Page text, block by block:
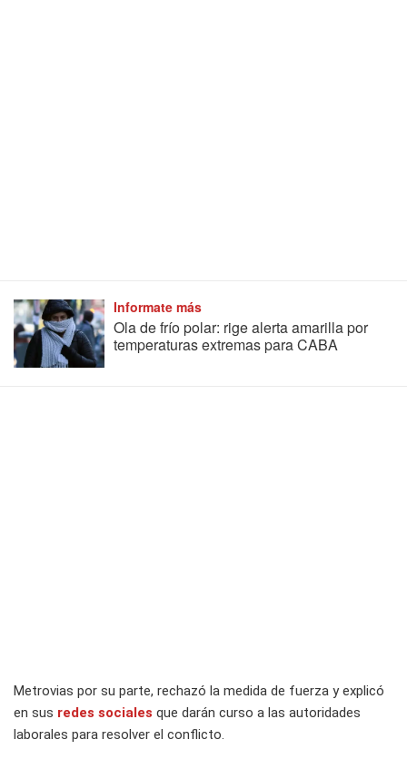
Informate más
Ola de frío polar: rige alerta amarilla por
temperaturas extremas para CABA
Metrovias por su parte, rechazó la medida de fuerza y explicó
en sus redes sociales que darán curso a las autoridades
laborales para resolver el conflicto.